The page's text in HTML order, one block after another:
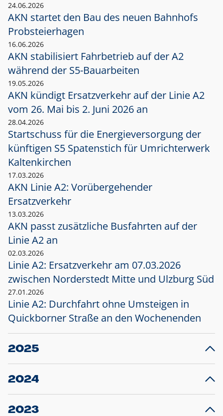
24.06.2026
AKN startet den Bau des neuen Bahnhofs
Probsteierhagen
16.06.2026
AKN stabilisiert Fahrbetrieb auf der A2
während der S5-Bauarbeiten
19.05.2026
AKN kündigt Ersatzverkehr auf der Linie A2
vom 26. Mai bis 2. Juni 2026 an
28.04.2026
Startschuss für die Energieversorgung der
künftigen S5 Spatenstich für Umrichterwerk
Kaltenkirchen
17.03.2026
AKN Linie A2: Vorübergehender
Ersatzverkehr
13.03.2026
AKN passt zusätzliche Busfahrten auf der
Linie A2 an
02.03.2026
Linie A2: Ersatzverkehr am 07.03.2026
zwischen Norderstedt Mitte und Ulzburg Süd
27.01.2026
Linie A2: Durchfahrt ohne Umsteigen in
Quickborner Straße an den Wochenenden
2025
23.12.2025
Projekt S5: Start der Bauarbeiten am
2024
10.12.2024
Großprojekt S5: Sperrung der Bahnstraße in
2023